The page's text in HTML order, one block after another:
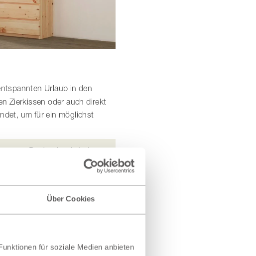
Über Cookies
für soziale Medien anbieten
Urlaub in den
Zierkissen oder auch direkt
um für ein möglichst
aus. Dadurch wird eine
Ruhephase verhilft.